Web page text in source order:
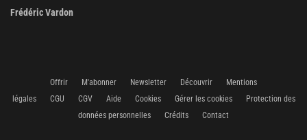
Frédéric Vardon
Offrir M'abonner Newsletter Découvrir
Mentions
légales
CGU CGV Aide Cookies Gérer les cookies
Protection des
données personnelles
Crédits Contact